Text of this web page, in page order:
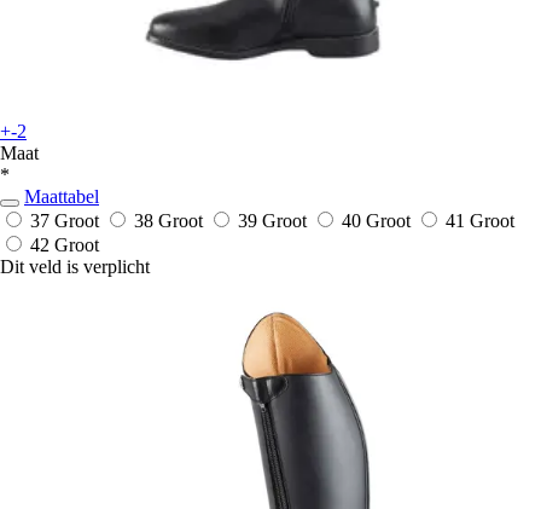
+-2
Maat
*
Maattabel
37 Groot
38 Groot 39 Groot 40 Groot
41 Groot
42 Groot
Dit veld is verplicht